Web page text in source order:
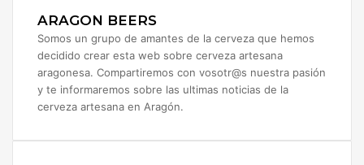
ARAGON BEERS
Somos un grupo de amantes de la cerveza que hemos
decidido crear esta web sobre cerveza artesana
aragonesa. Compartiremos con vosotr@s nuestra pasión
y te informaremos sobre las ultimas noticias de la
cerveza artesana en Aragón.